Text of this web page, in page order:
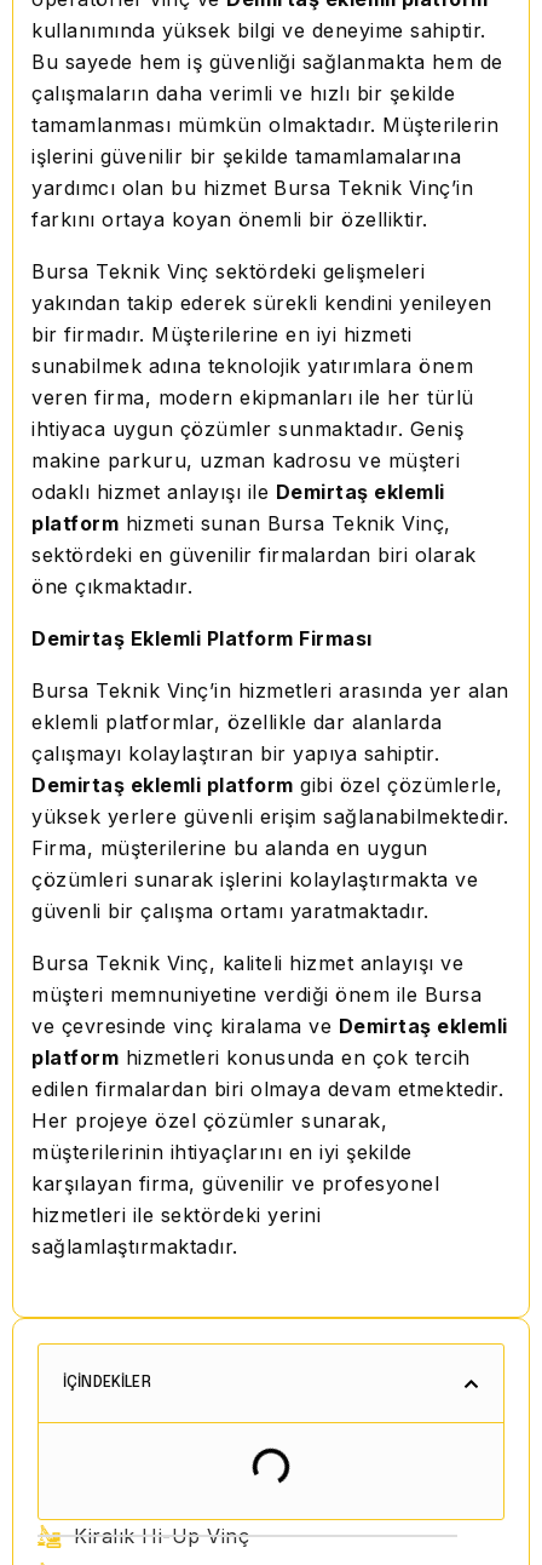
kullanımında yüksek bilgi ve deneyime sahiptir.
Bu sayede hem iş güvenliği sağlanmakta hem de
çalışmaların daha verimli ve hızlı bir şekilde
tamamlanması mümkün olmaktadır. Müşterilerin
işlerini güvenilir bir şekilde tamamlamalarına
yardımcı olan bu hizmet Bursa Teknik Vinç’in
farkını ortaya koyan önemli bir özelliktir.
Bursa Teknik Vinç sektördeki gelişmeleri
yakından takip ederek sürekli kendini yenileyen
bir firmadır. Müşterilerine en iyi hizmeti
sunabilmek adına teknolojik yatırımlara önem
veren firma, modern ekipmanları ile her türlü
ihtiyaca uygun çözümler sunmaktadır. Geniş
makine parkuru, uzman kadrosu ve müşteri
odaklı hizmet anlayışı ile Demirtaş eklemli
platform hizmeti sunan Bursa Teknik Vinç,
sektördeki en güvenilir firmalardan biri olarak
öne çıkmaktadır.
Demirtaş Eklemli Platform Firması
Bursa Teknik Vinç’in hizmetleri arasında yer alan
eklemli platformlar, özellikle dar alanlarda
çalışmayı kolaylaştıran bir yapıya sahiptir.
Demirtaş eklemli platform gibi özel çözümlerle,
yüksek yerlere güvenli erişim sağlanabilmektedir.
Firma, müşterilerine bu alanda en uygun
çözümleri sunarak işlerini kolaylaştırmakta ve
güvenli bir çalışma ortamı yaratmaktadır.
Bursa Teknik Vinç, kaliteli hizmet anlayışı ve
müşteri memnuniyetine verdiği önem ile Bursa
ve çevresinde vinç kiralama ve Demirtaş eklemli
platform hizmetleri konusunda en çok tercih
edilen firmalardan biri olmaya devam etmektedir.
Her projeye özel çözümler sunarak,
müşterilerinin ihtiyaçlarını en iyi şekilde
karşılayan firma, güvenilir ve profesyonel
hizmetleri ile sektördeki yerini
sağlamlaştırmaktadır.
İÇINDEKILER
Kiralık Hi-Up Vinç